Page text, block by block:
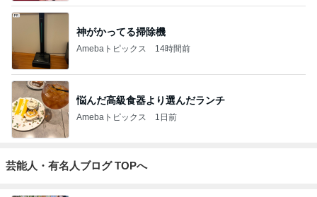
神がかってる掃除機
Amebaトピックス 14時間前
悩んだ高級食器より選んだランチ
Amebaトピックス 1日前
芸能人・有名人ブログ TOPへ